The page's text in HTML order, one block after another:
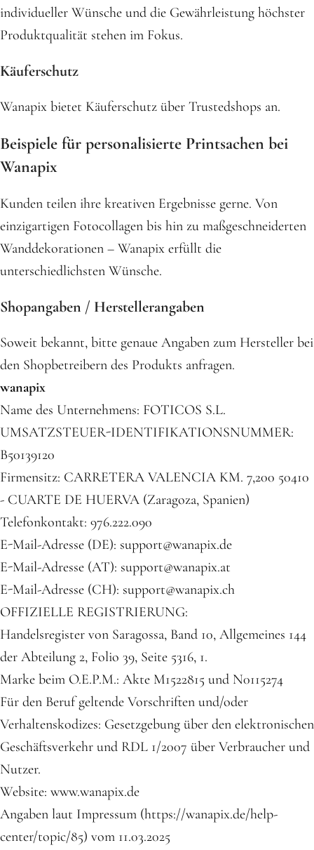
individueller Wünsche und die Gewährleistung höchster
Produktqualität stehen im Fokus.
Käuferschutz
Wanapix bietet Käuferschutz über Trustedshops an.
Beispiele für personalisierte Printsachen bei
Wanapix
Kunden teilen ihre kreativen Ergebnisse gerne. Von
einzigartigen Fotocollagen bis hin zu maßgeschneiderten
Wanddekorationen – Wanapix erfüllt die
unterschiedlichsten Wünsche.
Shopangaben / Herstellerangaben
Soweit bekannt, bitte genaue Angaben zum Hersteller bei
den Shopbetreibern des Produkts anfragen.
wanapix
Name des Unternehmens: FOTICOS S.L.
UMSATZSTEUER-IDENTIFIKATIONSNUMMER:
B50139120
Firmensitz: CARRETERA VALENCIA KM. 7,200 50410
- CUARTE DE HUERVA (Zaragoza, Spanien)
Telefonkontakt: 976.222.090
E-Mail-Adresse (DE): support@wanapix.de
E-Mail-Adresse (AT): support@wanapix.at
E-Mail-Adresse (CH): support@wanapix.ch
OFFIZIELLE REGISTRIERUNG:
Handelsregister von Saragossa, Band 10, Allgemeines 144
der Abteilung 2, Folio 39, Seite 5316, 1.
Marke beim O.E.P.M.: Akte M1522815 und N0115274
Für den Beruf geltende Vorschriften und/oder
Verhaltenskodizes: Gesetzgebung über den elektronischen
Geschäftsverkehr und RDL 1/2007 über Verbraucher und
Nutzer.
Website: www.wanapix.de
Angaben laut Impressum (https://wanapix.de/help-
center/topic/85) vom 11.03.2025